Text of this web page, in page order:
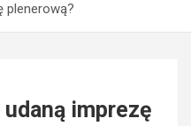
plenerową?
imprezę